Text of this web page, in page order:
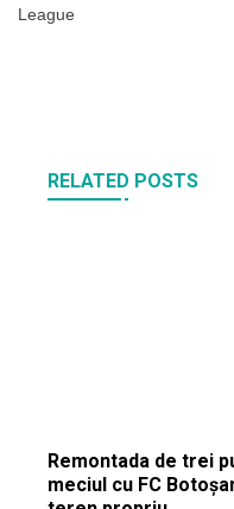
League
RELATED POSTS
Remontada de trei
meciul cu FC